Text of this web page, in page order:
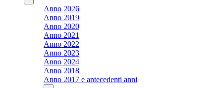
Anno 2026
Anno 2019
Anno 2020
Anno 2021
Anno 2022
Anno 2023
Anno 2024
Anno 2018
Anno 2017 e antecedenti anni